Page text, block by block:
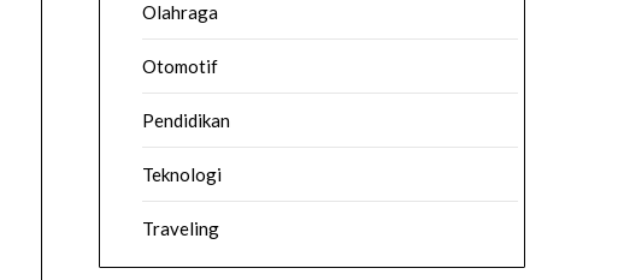
Olahraga
Otomotif
Pendidikan
Teknologi
Traveling